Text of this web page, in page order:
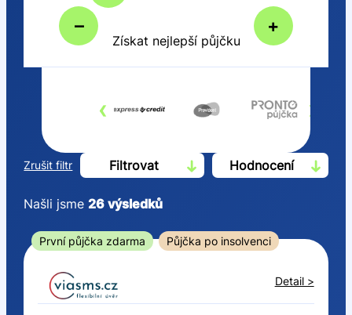
– +
Získat nejlepší půjčku
‹ ›
Zrušit filtr Filtrovat Hodnocení
Od
Našli jsme26 výsledků
První půjčka zdarma Půjčka po insolvenci
Detail >